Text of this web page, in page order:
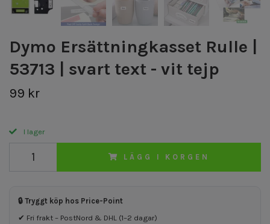
Dymo Ersättningkasset Rulle |
53713 | svart text - vit tejp
99 kr
I lager
LÄGG I KORGEN
🔒 Tryggt köp hos Price-Point
✔ Fri frakt – PostNord & DHL (1–2 dagar)